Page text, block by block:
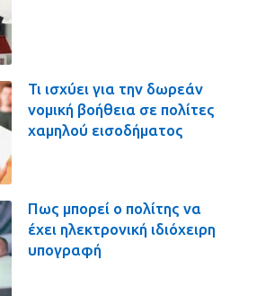
Τι ισχύει για την δωρεάν
νομική βοήθεια σε πολίτες
χαμηλού εισοδήματος
Πως μπορεί ο πολίτης να
έχει ηλεκτρονική ιδιόχειρη
υπογραφή